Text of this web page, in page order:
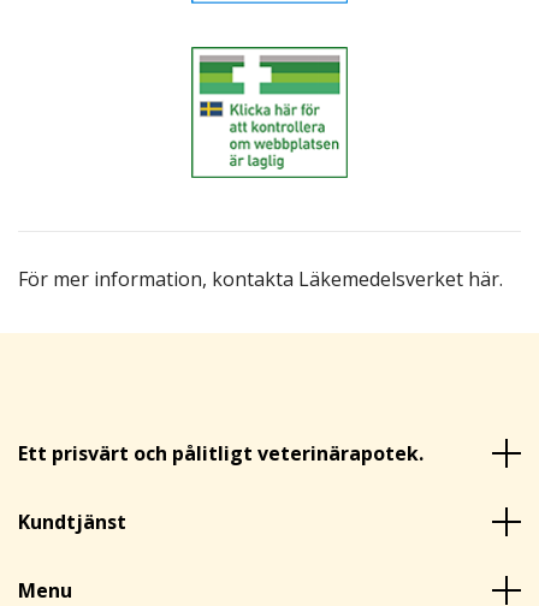
För mer information, kontakta Läkemedelsverket här.
Ett prisvärt och pålitligt veterinärapotek.
Kundtjänst
Menu